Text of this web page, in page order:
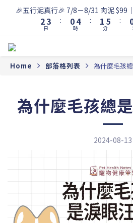
🎉五行泥真行🎉 7/8－8/31 肉泥 $99
3
2
1
4
3
2
日
:
1
0
5
4
3
0
時
:
2
1
0
6
5
4
1
分
:
1
Home 部落格列表 為什麼毛孩
為什麼毛孩總
2024-08-13